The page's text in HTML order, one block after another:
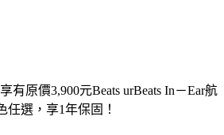
有原價3,900元Beats urBeats In－Ear航
任選，享1年保固！